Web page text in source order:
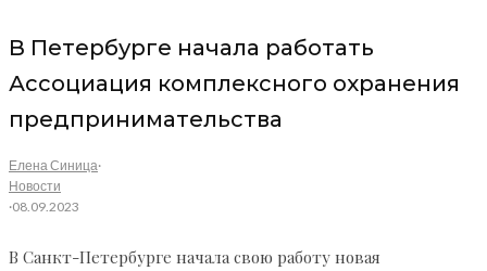
В Петербурге начала работать
Ассоциация комплексного охранения
предпринимательства
Елена Синица·
Новости
·08.09.2023
В Санкт-Петербурге начала свою работу новая